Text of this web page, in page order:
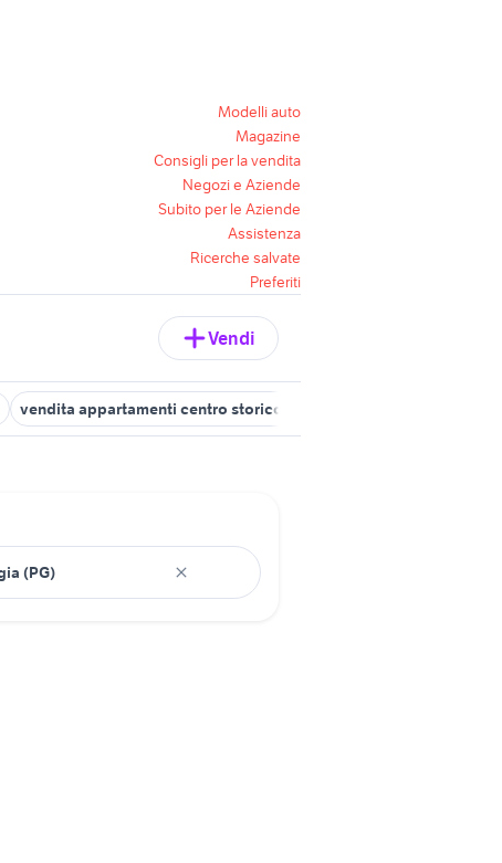
Modelli auto
Magazine
Consigli per la vendita
Negozi e Aziende
Subito per le Aziende
Assistenza
Ricerche salvate
Preferiti
Vendi
vendita appartamenti centro storico Palermo